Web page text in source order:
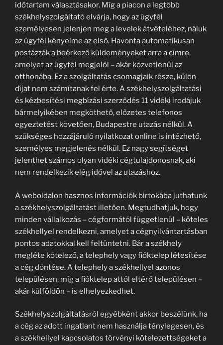
időtartam választásakor. Míg a piacon a legtöbb
székhelyszolgáltató elvárja, hogy az ügyfél
személyesen jelenjen meg a levelek átvételéhez, náluk
az ügyfél kényelme az első. Havonta automatikusan
postázzák a beérkező küldeményeket arra a címre,
amelyet az ügyfél megjelöl – akár közvetlenül az
otthonába. Ez a szolgáltatás csomagjaik része, külön
díjat nem számítanak fel érte. A székhelyszolgáltatási
és kézbesítési megbízási szerződés 11 vidéki irodájuk
bármelyikében megköthető, előzetes telefonos
egyeztetést követően, Budapestre utazás nélkül. A
szükséges hozzájáruló nyilatkozat online is intézhető,
személyes megjelenés nélkül. Ez nagy segítséget
jelenthet számos olyan vidéki cégtulajdonosnak, aki
nem rendelkezik elég idővel az utazáshoz.
A weboldalon hasznos információk birtokába juthatunk
a székhelyszolgáltatást illetően. Megtudhatjuk, hogy
minden vállalkozás – cégformától függetlenül – köteles
székhellyel rendelkezni, amelyet a cégnyilvántartásban
pontos adatokkal kell feltüntetni. Bár a székhely
megléte kötelező, a telephely vagy fióktelep létesítése
a cég döntése. A telephely a székhellyel azonos
településen, míg a fióktelep attól eltérő településen –
akár külföldön – is elhelyezkedhet.
Székhelyszolgáltatásról egyébként akkor beszélünk, ha
a cég az adott ingatlant nem használja ténylegesen, és
a székhellyel kapcsolatos törvényi kötelezettségeket a